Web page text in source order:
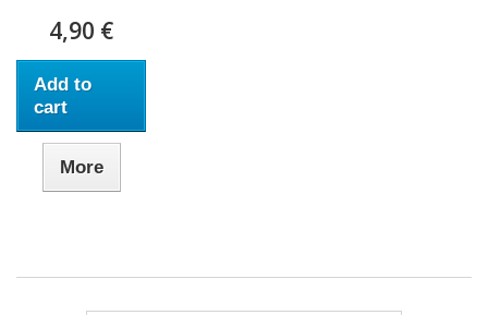
4,90 €
Add to
cart
More